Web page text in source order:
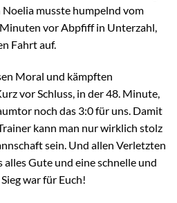
musste humpelnd vom
vor Abpfiff in Unterzahl,
Fahrt auf.
Moral und kämpften
vor Schluss, in der 48. Minute,
noch das 3:0 für uns. Damit
kann man nur wirklich stolz
sein. Und allen Verletzten
Gute und eine schnelle und
war für Euch!